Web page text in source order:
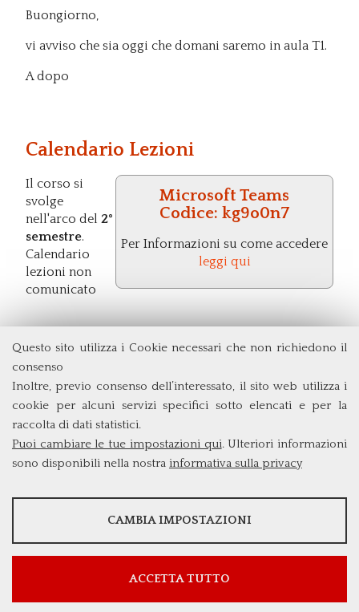
Questo sito utilizza i Cookie necessari che non richiedono il
consenso
Inoltre, previo consenso dell’interessato, il sito web utilizza i
cookie per alcuni servizi specifici sotto elencati e per la
raccolta di dati statistici.
Puoi cambiare le tue impostazioni qui. Ulteriori informazioni
sono disponibili nella nostra informativa sulla privacy
STATISTICHE
Mostra maggiori informazioni
Google Analytics
CAMBIA IMPOSTAZIONI
ACCETTA TUTTO
Buongiorno,
vi avviso che sia oggi che domani saremo in aula T1.
A dopo
Calendario Lezioni
Microsoft Teams
Codice: kg9o0n7
Per Informazioni su come accedere
leggi qui
Il corso si
svolge
nell'arco del 2°
semestre.
Calendario
lezioni non
comunicato
Università degli Studi di Roma Tor Vergata
Via Columbia, 2
00133 Roma (Italia)
Tel. +39 06 7259 5715
triennio@clef.uniroma2.it